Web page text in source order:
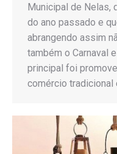
Municipal de Nelas,
do ano passado e
abrangendo assim
também o Carnaval
principal foi
comércio tradicional